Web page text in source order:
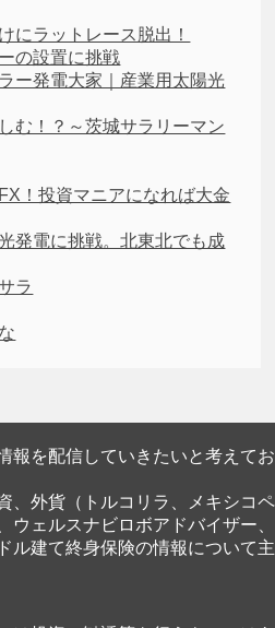
にラットレース脱出！
の設置に挑戦
ー発電大家｜産業用太陽光
む！？～茨城サラリーマン
！投資マニアになれば大金
発電に挑戦。北東北でも成
ラ
報を配信していきたいと考えてお
、外貨（トルコリラ、メキシコペ
ウェルスナビロボアドバイザー、
ル建て終身保険の情報について主